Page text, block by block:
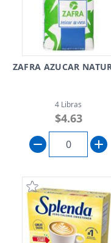
ZAFRA AZUCAR
4 Libras
$4.63